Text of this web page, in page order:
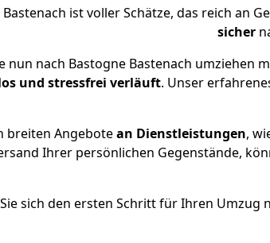
ist voller Schätze, das reich an
sicher
nun nach Bastogne Bastenach umziehen
und stressfrei verläuft. Unser
breiten Angebotean Dienstleistungen,
Ihrer persönlichen Gegenstände,
sich den ersten Schritt für Ihren Umzug